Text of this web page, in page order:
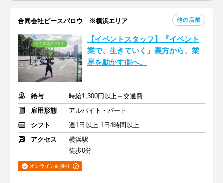
合同会社ビースパロウ ※横浜エリア 他の店舗
【イベントスタッフ】『イベント
業で、生きていく』裏方から、業
界を動かす側へ。
給与
時給1,300円以上＋交通費
雇用形態
アルバイト・パート
シフト
週1日以上 1日4時間以上
アクセス
横浜駅
徒歩0分
オンライン面接可